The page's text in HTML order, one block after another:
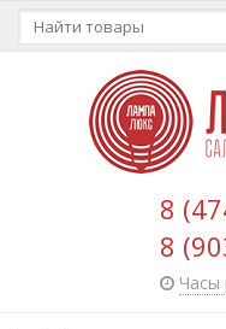
8
8
Часы